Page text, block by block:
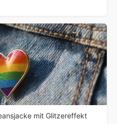
mit Glitzereffekt